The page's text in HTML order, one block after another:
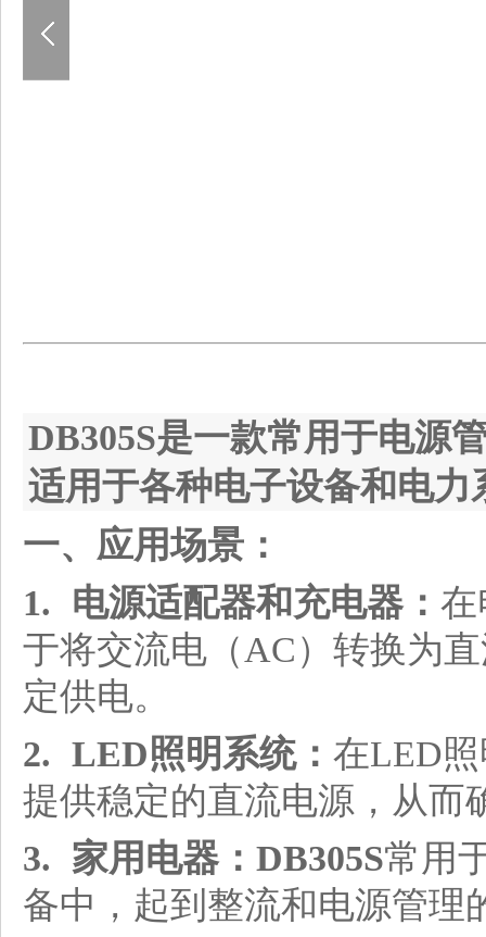
DB305S是一款常用于电源
适用于各种电子设备和电力
一、应用场景：
1. 电源适配器和充电器： 在
于将交流电（AC）转换为
定供电。
2. LED照明系统： 在LED
提供稳定的直流电源，从而
3. 家用电器： DB305S常用
备中，起到整流和电源管理